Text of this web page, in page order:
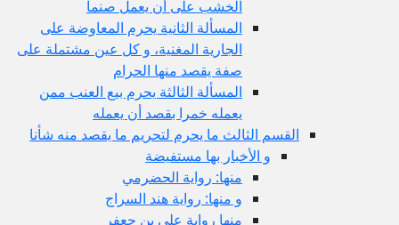
الخشب على أن يعمل صنما
المسألة الثانية يحرم المعاوضة على
الجارية المغنية، و كل عين مشتملة على
صفة يقصد منها الحرام
المسألة الثالثة يحرم بيع العنب ممن
يعمله خمرا بقصد أن يعمله
القسم الثالث ما يحرم لتحريم ما يقصد منه شأنا
و الأخبار بها مستفيضة
منها: رواية الحضرمي
و منها: رواية هند السراج
منها رواية علي بن جعفر